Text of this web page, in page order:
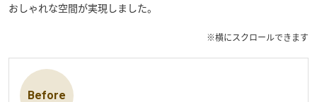
おしゃれな空間が実現しました。
※横にスクロールできます